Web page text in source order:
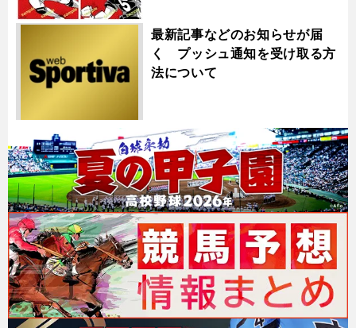
最新記事などのお知らせが届
く プッシュ通知を受け取る方
法について